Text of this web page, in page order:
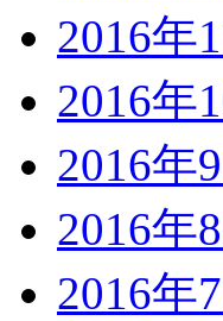
2016年
2016年
2016年
2016年
2016年